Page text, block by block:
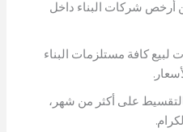
أرخص شركات البناء داخل
لبيع كافة مستلزمات البناء
على أكثر من شهر،